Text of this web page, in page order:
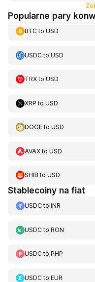
Popularne pary
BTCto USD
USDCto USD
TRXto USD
XRP to USD
DOGEto USD
AVAXto USD
SHIB to USD
Stablecoiny na fiat
USDCto INR
USDCto RON
USDCto PHP
USDCto EUR